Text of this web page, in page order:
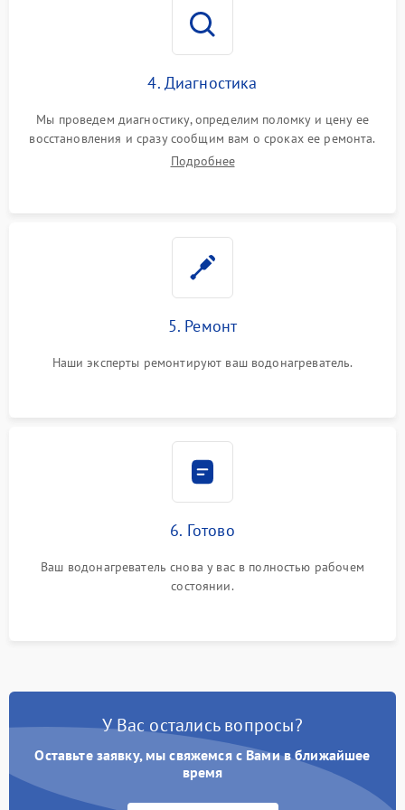
4. Диагностика
Мы проведем диагностику, определим поломку и цену ее
восстановления и сразу сообщим вам о сроках ее ремонта.
Подробнее
5. Ремонт
Наши эксперты ремонтируют ваш водонагреватель.
6. Готово
Ваш водонагреватель снова у вас в полностью рабочем
состоянии.
У Вас остались вопросы?
Оставьте заявку, мы свяжемся с Вами в ближайшее
время